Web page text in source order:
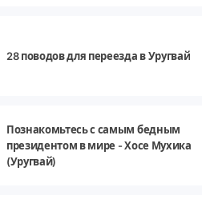
28 поводов для переезда в Уругвай
Познакомьтесь с самым бедным
президентом в мире - Хосе Мухика
(Уругвай)